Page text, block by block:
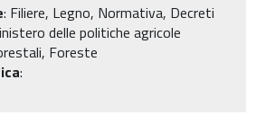
: Filiere, Legno, Normativa, Decreti
delle politiche agricole
Foreste
: